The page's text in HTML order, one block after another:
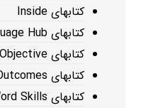
کتابهای Inside
کتابهای Language Hub
کتابهای Objective
کتابهای Outcomes
کتابهای Oxford Word Skills